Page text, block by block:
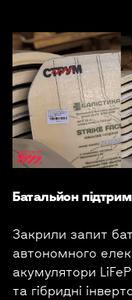
Батальйон
Закрили запит
автономного
акумулятори
та гібридні